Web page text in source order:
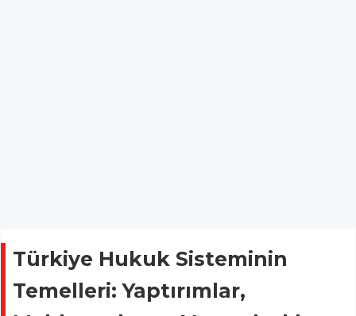
Türkiye Hukuk Sisteminin
Temelleri: Yaptırımlar,